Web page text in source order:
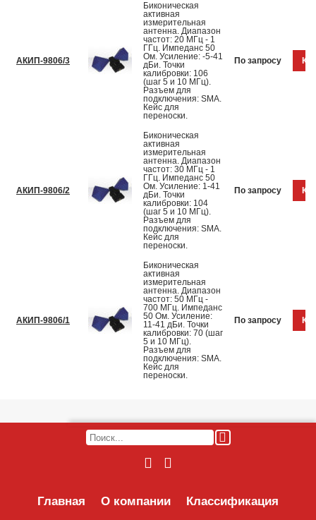
АКИП-9806/3
Биконическая
активная
измерительная
антенна. Диапазон
частот: 20 МГц - 1
ГГц. Импеданс 50
Ом. Усиление: -5-41
дБи. Точки
калибровки: 106
(шаг 5 и 10 МГц).
Разъем для
подключения: SMA.
Кейс для
переноски.
По запросу
АКИП-9806/2
Биконическая
активная
измерительная
антенна. Диапазон
частот: 30 МГц - 1
ГГц. Импеданс 50
Ом. Усиление: 1-41
дБи. Точки
калибровки: 104
(шаг 5 и 10 МГц).
Разъем для
подключения: SMA.
Кейс для
переноски.
По запросу
АКИП-9806/1
Биконическая
активная
измерительная
антенна. Диапазон
частот: 50 МГц -
700 МГц. Импеданс
50 Ом. Усиление:
11-41 дБи. Точки
калибровки: 70 (шаг
5 и 10 МГц).
Разъем для
подключения: SMA.
Кейс для
переноски.
По запросу
Главная О компании Классификация